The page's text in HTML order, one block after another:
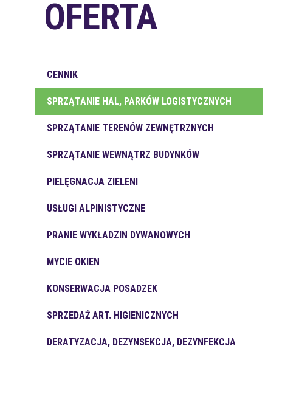
OFERTA
CENNIK
SPRZĄTANIE HAL, PARKÓW LOGISTYCZNYCH
SPRZĄTANIE TERENÓW ZEWNĘTRZNYCH
SPRZĄTANIE WEWNĄTRZ BUDYNKÓW
PIELĘGNACJA ZIELENI
USŁUGI ALPINISTYCZNE
PRANIE WYKŁADZIN DYWANOWYCH
MYCIE OKIEN
KONSERWACJA POSADZEK
SPRZEDAŻ ART. HIGIENICZNYCH
DERATYZACJA, DEZYNSEKCJA, DEZYNFEKCJA